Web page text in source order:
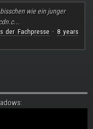
wie ein junger
der Fachpresse· 8 years